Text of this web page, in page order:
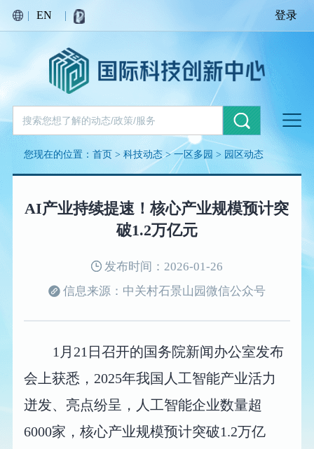
| EN | 登录
您现在的位置：首页 >科技动态>一区多园 > 园区动态
AI产业持续提速！核心产业规模预计突
破1.2万亿元
发布时间：2026-01-26
信息来源：中关村石景山园微信公众号
1月21日召开的国务院新闻办公室发布
会上获悉，2025年我国人工智能产业活力
迸发、亮点纷呈，人工智能企业数量超
6000家，核心产业规模预计突破1.2万亿